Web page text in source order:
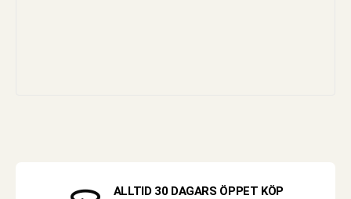
ALLTID 30 DAGARS ÖPPET KÖP